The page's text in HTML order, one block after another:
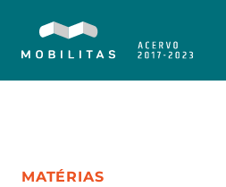
CATEGORIA:
MATÉRIAS